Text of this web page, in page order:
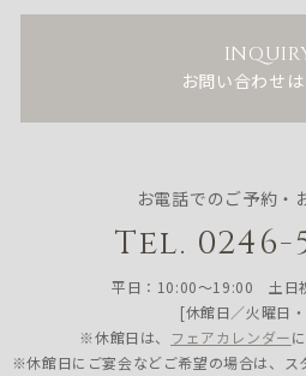
お問い合わせ
お電話でのご予約・
Tel. 0246-
平日：10:00〜19:00 土日
[休館日／火曜日
※休館日は、 フェアカレンダー
※休館日にご宴会などご希望の場合は、ス